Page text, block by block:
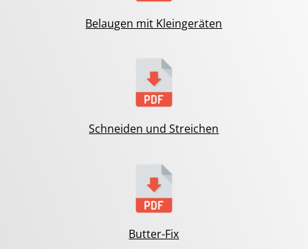
Belaugen mit Kleingeräten
Schneiden und Streichen
Butter-Fix